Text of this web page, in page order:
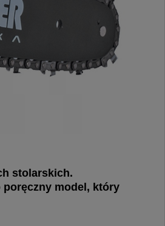
stolarskich.
poręczny model, który